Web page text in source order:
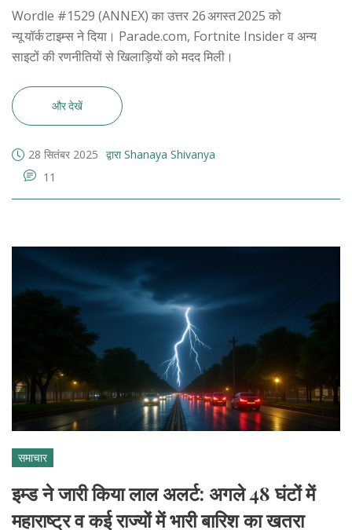
Wordle #1529 (ANNEX) का उत्तर 26 अगस्त 2025 को
न्यू यॉर्क टाइम्स ने दिया। Parade.com, Fortnite Insider व अन्य
साइटों की रणनीतियों से खिलाड़ियों को मदद मिली।
और देखें
28 सितंबर 2025 द्वारा Shanaya Shivanya
11
समाचार
इम्ड ने जारी किया लाल अलर्ट: अगले 48 घंटों में
महाराष्ट्र व कई राज्यों में भारी बारिश का खतरा